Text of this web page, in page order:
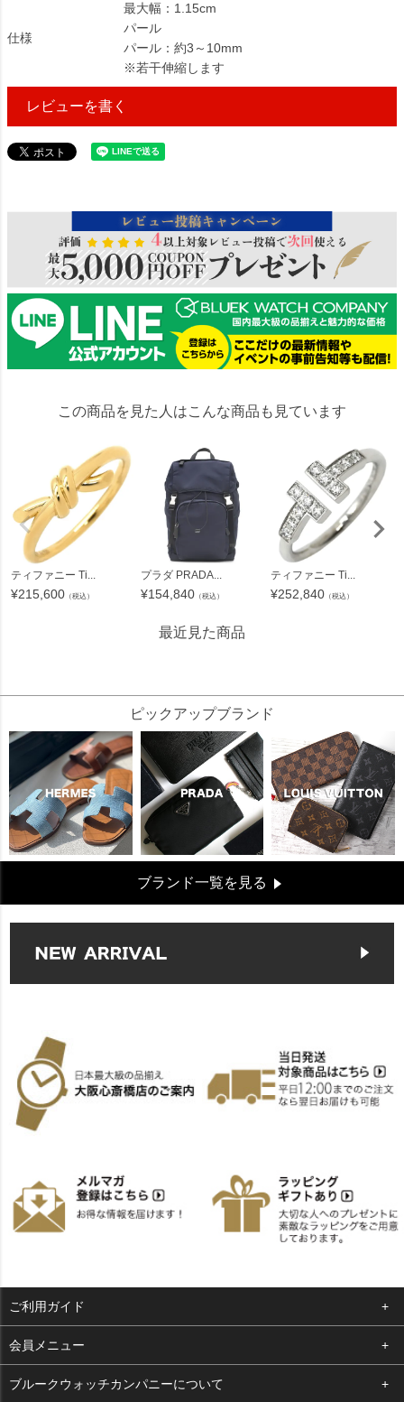
仕様
最大幅：1.15cm
パール
パール：約3～10mm
※若干伸縮します
レビューを書く
この商品を見た人はこんな商品も見ています
ティファニー Ti...
¥215,600 （税込）
プラダ PRADA...
¥154,840 （税込）
ティファニー Ti...
¥252,840 （税込）
最近見た商品
ピックアップブランド
ブランド一覧を見る
ご利用ガイド
よくある質問
支払い・送料
会員メニュー
ログイン
ブルークウォッチカンパニーについて